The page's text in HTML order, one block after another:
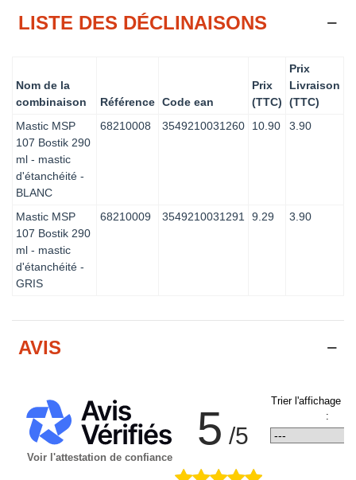
LISTE DES DÉCLINAISONS
Nom de la
combinaison
Référence Code ean
Prix
(TTC)
Prix
Livraison
(TTC)
Mastic MSP
107 Bostik 290
ml - mastic
d'étanchéité -
BLANC
68210008 3549210031260 10.90 3.90
Mastic MSP
107 Bostik 290
ml - mastic
d'étanchéité -
GRIS
68210009 3549210031291 9.29 3.90
AVIS
Voir l'attestation de confiance
5 /5
Trier l'affichage
: